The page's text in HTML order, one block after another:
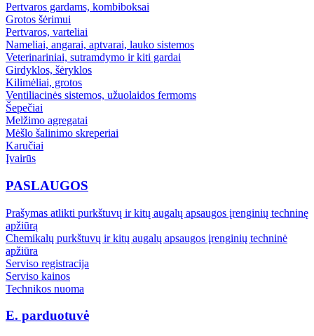
Pertvaros gardams, kombiboksai
Grotos šėrimui
Pertvaros, varteliai
Nameliai, angarai, aptvarai, lauko sistemos
Veterinariniai, sutramdymo ir kiti gardai
Girdyklos, šėryklos
Kilimėliai, grotos
Ventiliacinės sistemos, užuolaidos fermoms
Šepečiai
Melžimo agregatai
Mėšlo šalinimo skreperiai
Karučiai
Įvairūs
PASLAUGOS
Prašymas atlikti purkštuvų ir kitų augalų apsaugos įrenginių techninę
apžiūrą
Chemikalų purkštuvų ir kitų augalų apsaugos įrenginių techninė
apžiūra
Serviso registracija
Serviso kainos
Technikos nuoma
E. parduotuvė